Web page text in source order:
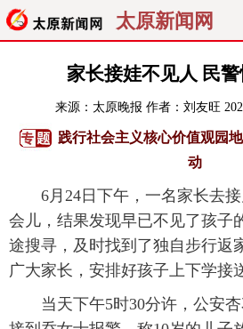
太原新闻网
聚焦
经济 关注
旅游 理财
看天下 晋月读
家长接娃不见人 民
来源： 太原晚报 作者：刘友旺
践行社会主义核心价值观园地
动
6月24日下午，一名家长去接
会儿，结果发现早已不见了孩子
途搜寻，及时找到了独自步行返
广大家长，安排好孩子上下学接
当天下午5时30分许，公安杏